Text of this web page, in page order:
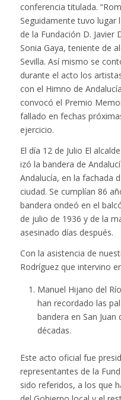
conferencia titulada.
Seguidamente tuvo lugar
de la Fundación D.
Sonia Gaya, teniente de
Sevilla. Así mismo se
durante el acto los
con el Himno de
convocó el Premio
fallado en fechas
ejercicio.
El día 12 de Julio El
izó la bandera de
Andalucía, en la fachada
ciudad. Se cumplían 86
bandera ondeó en el
de julio de 1936 y de la
asesinado días después.
Con la asistencia de
Rodríguez que intervino
Manuel Hijano del
han recordado las
bandera en San
décadas.
Este acto oficial fue
representantes de la
sido referidos, a los que